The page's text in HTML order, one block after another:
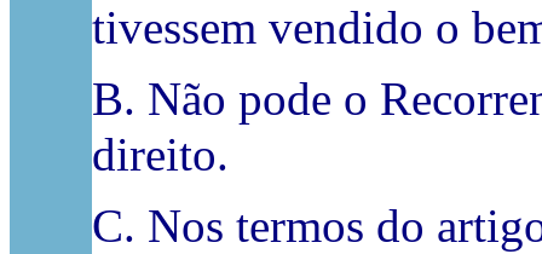
tivessem vendido o
B. Não pode o
direito.
C. Nos termos do